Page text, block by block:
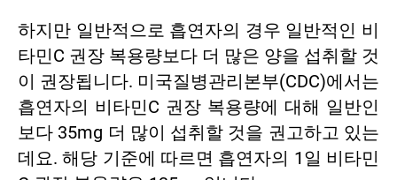
하지만 일반적으로 흡연자의 경우 일반적인 비
타민C 권장 복용량보다 더 많은 양을 섭취할 것
이 권장됩니다. 미국질병관리본부(CDC)에서는
흡연자의 비타민C 권장 복용량에 대해 일반인
보다 35mg 더 많이 섭취할 것을 권고하고 있는
데요. 해당 기준에 따르면 흡연자의 1일 비타민